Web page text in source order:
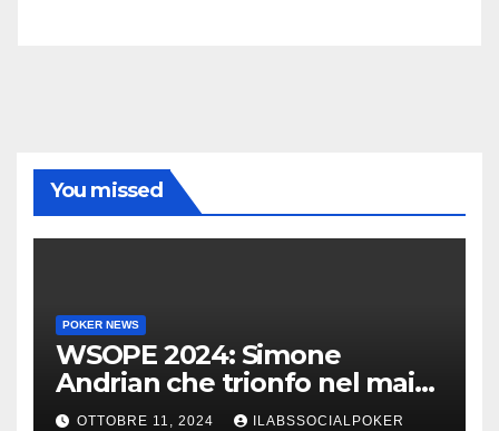
You missed
POKER NEWS
WSOPE 2024: Simone
Andrian che trionfo nel main
event al King’s
OTTOBRE 11, 2024 ILABSSOCIALPOKER